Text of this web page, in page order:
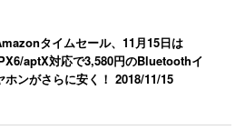
タイムセール、11月15日は
aptX対応で3,580円のBluetoothイ
ホンがさらに安く！2018/11/15